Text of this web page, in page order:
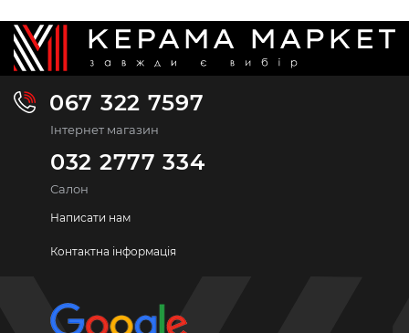
067 322 7597
Інтернет магазин
032 2777 334
Салон
Написати нам
Контактна інформація